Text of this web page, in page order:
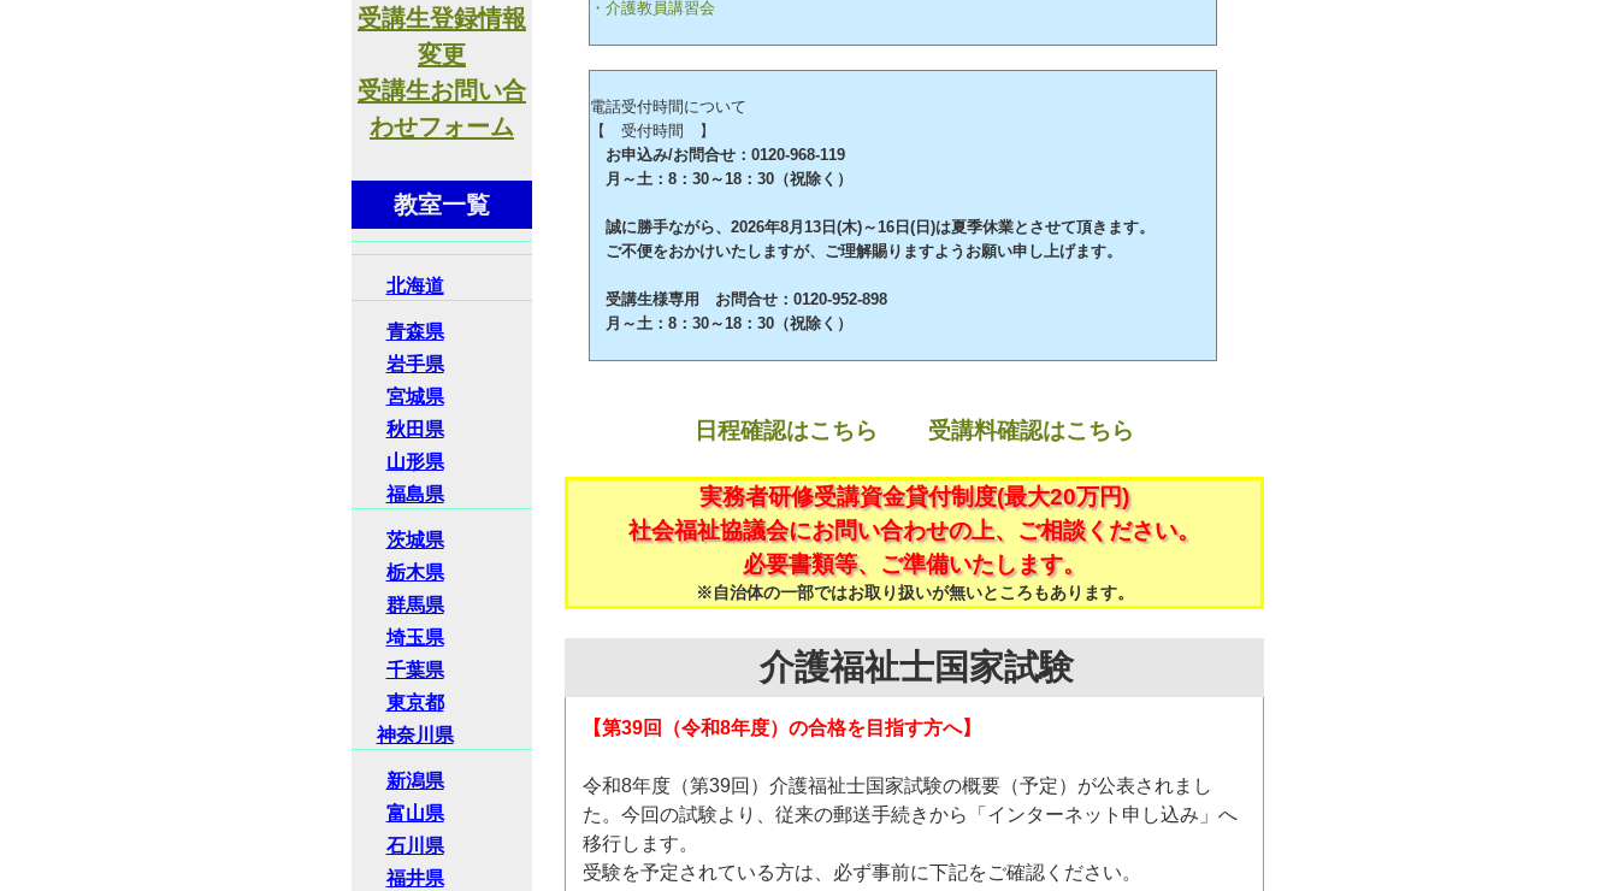
・介護教員講習会
電話受付時間について
【 受付時間 】
お申込み/お問合せ：0120-968-119
月～土：8：30～18：30（祝除く）
誠に勝手ながら、2026年8月13日(木)～16日(日)は夏季休業とさせて頂きます。
ご不便をおかけいたしますが、ご理解賜りますようお願い申し上げます。
受講生様専用 お問合せ：0120-952-898
月～土：8：30～18：30（祝除く）
日程確認はこちら 受講料確認はこちら
実務者研修受講資金貸付制度(最大20万円)
社会福祉協議会にお問い合わせの上、ご相談ください。
必要書類等、ご準備いたします。
※自治体の一部ではお取り扱いが無いところもあります。
介護福祉士国家試験
【第39回（令和8年度）の合格を目指す方へ】
令和8年度（第39回）介護福祉士国家試験の概要（予定）が公表されまし
た。今回の試験より、従来の郵送手続きから「インターネット申し込み」へ
移行します。
受験を予定されている方は、必ず事前に下記をご確認ください。
受講生登録情報
変更
受講生お問い合
わせフォーム
教室一覧
北海道
青森県
岩手県
宮城県
秋田県
山形県
福島県
茨城県
栃木県
群馬県
埼玉県
千葉県
東京都
神奈川県
新潟県
富山県
石川県
福井県